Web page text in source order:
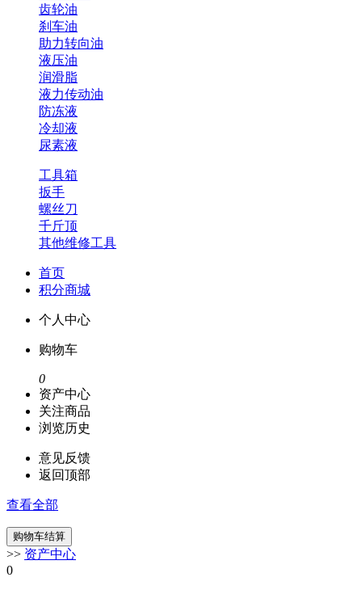
齿轮油
刹车油
助力转向油
液压油
润滑脂
液力传动油
防冻液
冷却液
尿素液
工具箱
扳手
螺丝刀
千斤顶
其他维修工具
首页
积分商城
个人中心
购物车
0
资产中心
关注商品
浏览历史
意见反馈
返回顶部
查看全部
>> 资产中心
0